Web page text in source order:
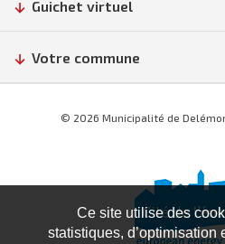
Guichet virtuel
Votre commune
© 2026 Municipalité de
Ce site utilise des
statistiques, d’optimisation